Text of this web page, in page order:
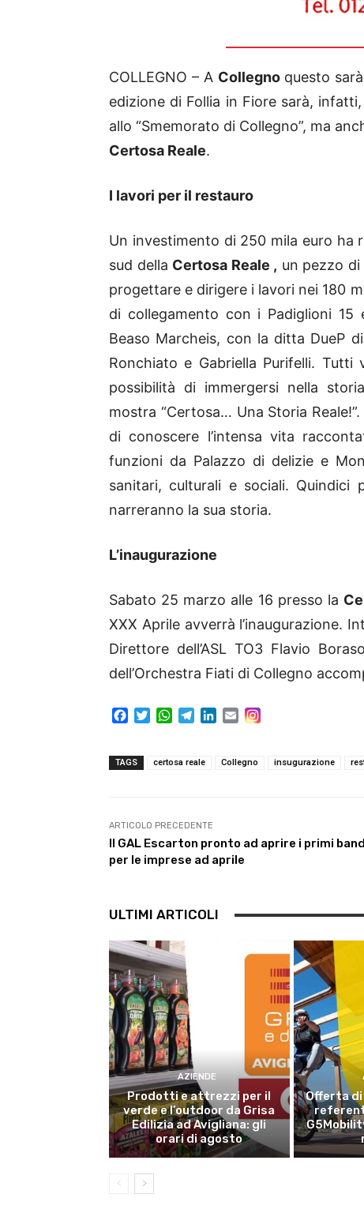
COLLEGNO – A Collegnoquesto
edizione di Follia in Fiore sarà,
allo “Smemorato di Collegno”, ma
Certosa Reale.
I lavori per il restauro
Un investimento di 250 mila euro
sud della Certosa Reale , un pezzo
progettare e dirigere i lavori nei 180
di collegamento con i Padiglioni 15
Beaso Marcheis, con la ditta DueP
Ronchiato e Gabriella Purifelli.
possibilità di immergersi nella
mostra “Certosa… Una Storia
di conoscere l’intensa vita
funzioni da Palazzo di delizie e
sanitari, culturali e sociali.
narreranno la sua storia.
L’inaugurazione
Sabato 25 marzo alle 16 presso la
XXX Aprile avverrà l’inaugurazione.
Direttore dell’ASL TO3 Flavio
dell’Orchestra Fiati di Collegno
e
k
t
W
t
p
e
m
k
E
i
TAGS certosa reale Collegno insugurazione
ARTICOLO PRECEDENTE
Il GAL Escarton pronto ad aprire i primi
per le imprese ad aprile
ULTIMI ARTICOLI
AZIENDE
Prodotti e attrezzi per il
verde e l’outdoor da Grisa
Edilizia ad Avigliana: gli
orari di agosto
Offerta